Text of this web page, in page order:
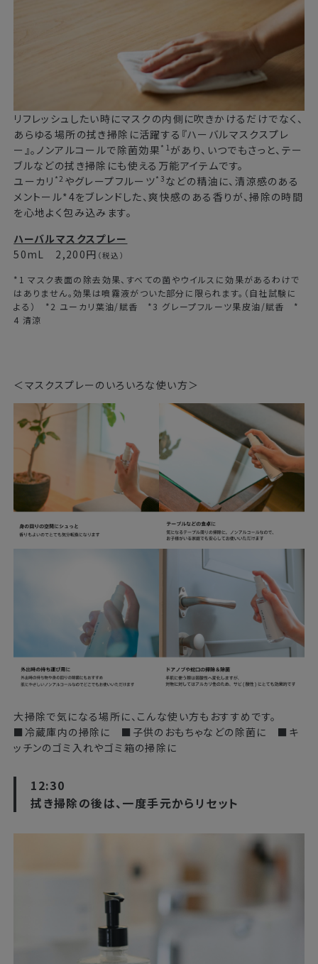
リフレッシュしたい時にマスクの内側に吹きかけるだけでなく、
あらゆる場所の拭き掃除に活躍する『ハーバルマスクスプレ
ー』。ノンアルコールで除菌効果 *1 があり、いつでもさっと、テー
ブルなどの拭き掃除にも使える万能アイテムです。
ユーカリ *2 やグレープフルーツ*3 などの精油に、清涼感のある
メントール*4をブレンドした、爽快感のある香りが、掃除の時間
を心地よく包み込みます。
ハーバルマスクスプレー
50mL 2,200円 （税込）
*1 マスク表面の除去効果、すべての菌やウイルスに効果があるわけで
はありません。効果は噴霧液がついた部分に限られます。（自社試験に
よる） *2 ユーカリ葉油/賦香 *3 グレープフルーツ果皮油/賦香 *
4 清涼
＜マスクスプレーのいろいろな使い方＞
大掃除で気になる場所に、こんな使い方もおすすめです。
■冷蔵庫内の掃除に ■子供のおもちゃなどの除菌に ■キ
ッチンのゴミ入れやゴミ箱の掃除に
12:30
拭き掃除の後は、一度手元からリセット